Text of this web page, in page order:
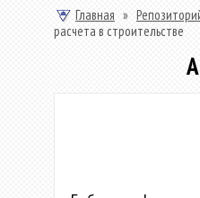
Главная »
расчета в строительстве